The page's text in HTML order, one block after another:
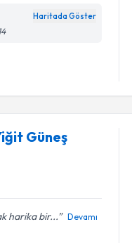
Haritada Göster
Güneş
harika bir... Devamı